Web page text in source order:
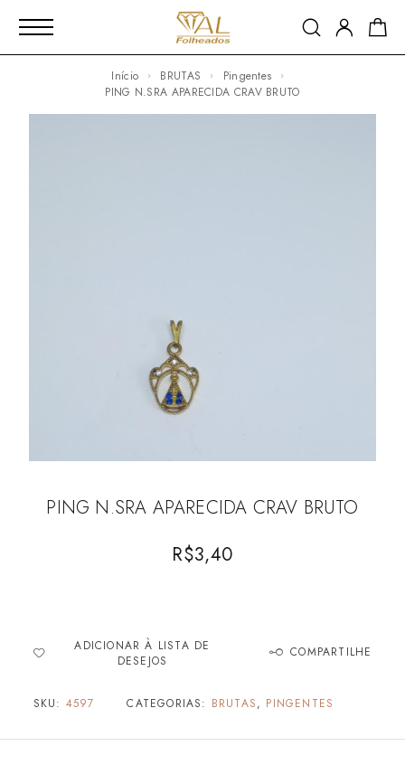
Início BRUTAS
Pingentes
PING N.SRA APARECIDA CRAV BRUTO
PING N.SRA APARECIDA CRAV BRUTO
R$3,40
ADICIONAR À LISTA DE
DESEJOS
COMPARTILHE
SKU: 4597 CATEGORIAS: BRUTAS, PINGENTES